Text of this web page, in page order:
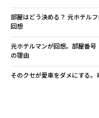
部屋はどう決める？ 元ホテル
回想
元ホテルマンが回想。部屋番号
の理由
そのクセが愛車をダメにする。